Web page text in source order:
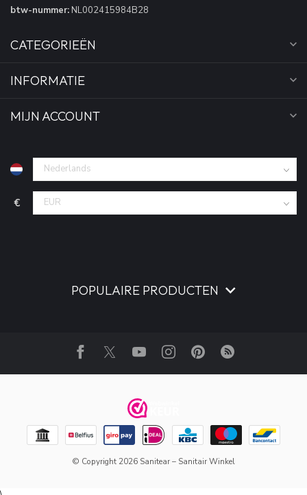
btw-nummer: NL002415984B28
CATEGORIEËN
INFORMATIE
MIJN ACCOUNT
€
POPULAIRE PRODUCTEN
© Copyright 2026 Sanitear – Sanitair Winkel